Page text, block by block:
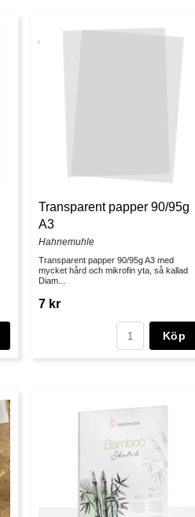
Transparent papper 90/95g
A3
Hahnemuhle
Transparent papper 90/95g A3 med
mycket hård och mikrofin yta, så kallad
Diam...
7 kr
Köp